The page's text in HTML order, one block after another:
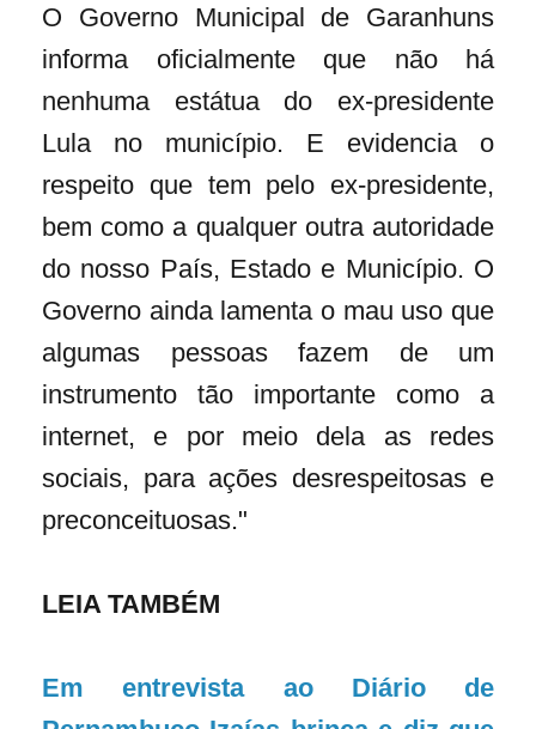
O Governo Municipal de Garanhuns
informa oficialmente que não há
nenhuma estátua do ex-presidente
Lula no município. E evidencia o
respeito que tem pelo ex-presidente,
bem como a qualquer outra autoridade
do nosso País, Estado e Município. O
Governo ainda lamenta o mau uso que
algumas pessoas fazem de um
instrumento tão importante como a
internet, e por meio dela as redes
sociais, para ações desrespeitosas e
preconceituosas."
LEIA TAMBÉM
Em entrevista ao Diário de